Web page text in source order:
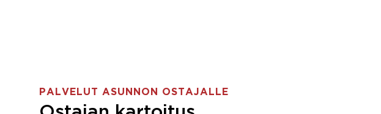
PALVELUT ASUNNON OSTAJALLE